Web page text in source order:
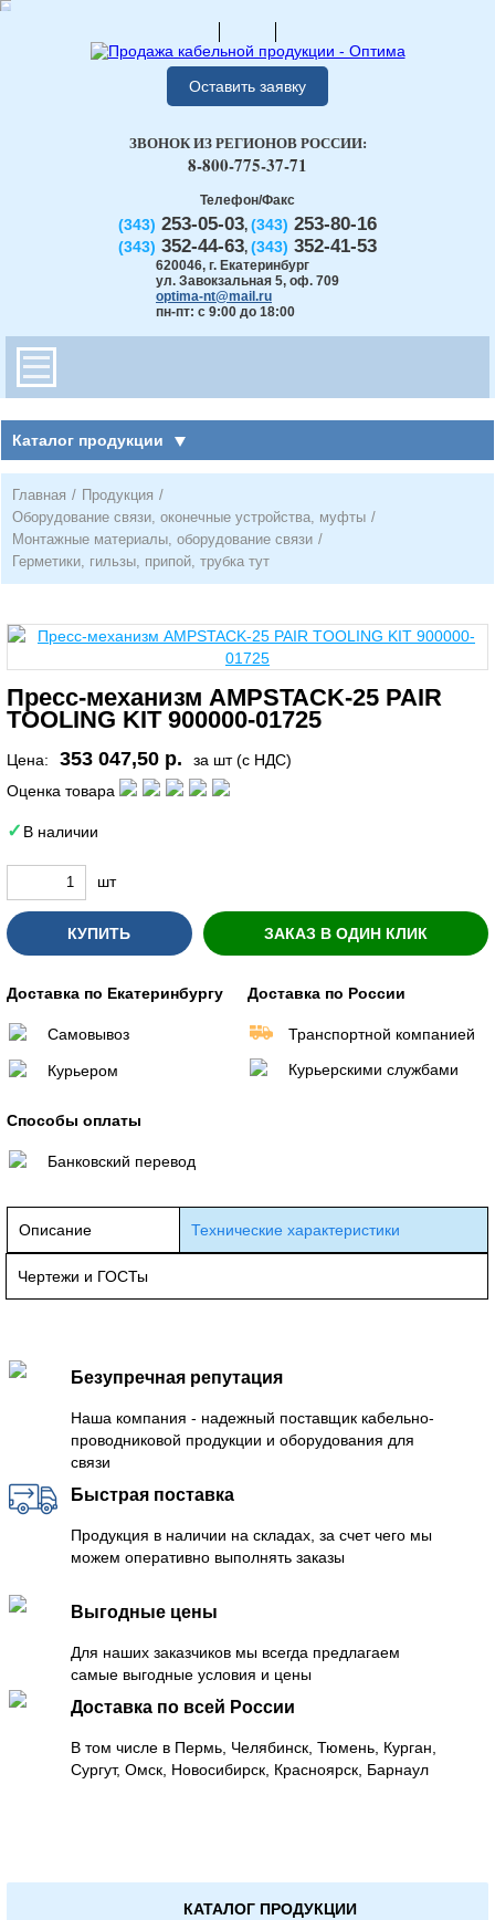
Оставить заявку
Телефон/Факс
(343) 253-05-03, (343) 253-80-16
(343) 352-44-63, (343) 352-41-53
620046, г. Екатеринбург
ул. Завокзальная 5, оф. 709
optima-nt@mail.ru
пн-пт: с 9:00 до 18:00
ЗВОНОК ИЗ РЕГИОНОВ РОССИИ:
8-800-775-37-71
Каталог продукции
Главная / Продукция /
Оборудование связи, оконечные устройства, муфты /
Монтажные материалы, оборудование связи /
Герметики, гильзы, припой, трубка тут
Пресс-механизм AMPSTACK-25 PAIR
TOOLING KIT 900000-01725
Цена: 353 047,50 р.
за шт (с НДС)
Оценка товара
В наличии
шт
КУПИТЬ ЗАКАЗ В ОДИН КЛИК
Доставка по Екатеринбургу
Самовывоз
Курьером
Доставка по России
Транспортной компанией
Курьерскими службами
Способы оплаты
Банковский перевод
Описание Технические характеристики
Чертежи и ГОСТы
Безупречная репутация
Наша компания - надежный поставщик кабельно-
проводниковой продукции и оборудования для
связи
Быстрая поставка
Продукция в наличии на складах, за счет чего мы
можем оперативно выполнять заказы
Выгодные цены
Для наших заказчиков мы всегда предлагаем
самые выгодные условия и цены
Доставка по всей России
В том числе в Пермь, Челябинск, Тюмень, Курган,
Сургут, Омск, Новосибирск, Красноярск, Барнаул
КАТАЛОГ ПРОДУКЦИИ